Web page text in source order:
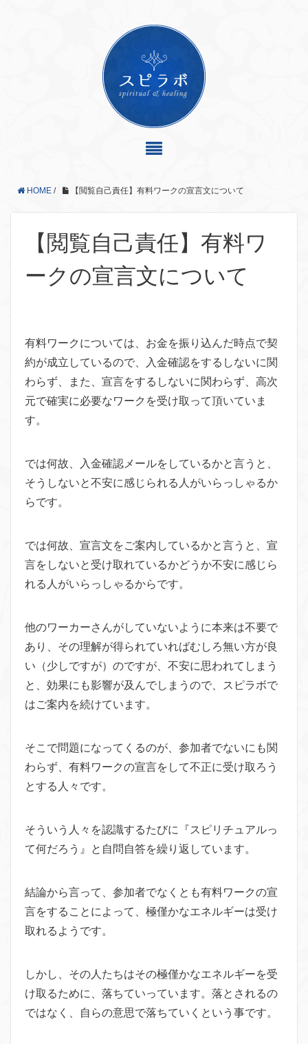
HOME / 【閲覧自己責任】有料ワークの宣言文について
【閲覧自己責任】有料ワ
ークの宣言文について
有料ワークについては、お金を振り込んだ時点で契
約が成立しているので、入金確認をするしないに関
わらず、また、宣言をするしないに関わらず、高次
元で確実に必要なワークを受け取って頂いていま
す。
では何故、入金確認メールをしているかと言うと、
そうしないと不安に感じられる人がいらっしゃるか
らです。
では何故、宣言文をご案内しているかと言うと、宣
言をしないと受け取れているかどうか不安に感じら
れる人がいらっしゃるからです。
他のワーカーさんがしていないように本来は不要で
あり、その理解が得られていればむしろ無い方が良
い（少しですが）のですが、不安に思われてしまう
と、効果にも影響が及んでしまうので、スピラボで
はご案内を続けています。
そこで問題になってくるのが、参加者でないにも関
わらず、有料ワークの宣言をして不正に受け取ろう
とする人々です。
そういう人々を認識するたびに『スピリチュアルっ
て何だろう』と自問自答を繰り返しています。
結論から言って、参加者でなくとも有料ワークの宣
言をすることによって、極僅かなエネルギーは受け
取れるようです。
しかし、その人たちはその極僅かなエネルギーを受
け取るために、落ちていっています。落とされるの
ではなく、自らの意思で落ちていくという事です。